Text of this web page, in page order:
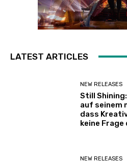
LATEST ARTICLES
NEW RELEASES
Still
auf seinem
dass
keine
NEW RELEASES